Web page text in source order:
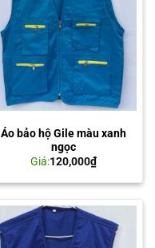
Áo bảo hộ Gile màu xanh
ngọc
Giá:120,000₫